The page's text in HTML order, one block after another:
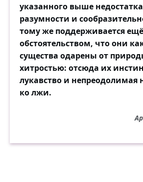
указанного выше
разумности и
тому же поддерживается
обстоятельством, что они
существа одарены от
хитростью: отсюда их
лукавство и непреодолимая
ко лжи.